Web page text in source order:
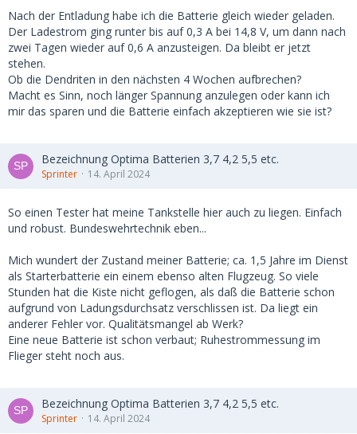
Nach der Entladung habe ich die Batterie gleich wieder geladen.
Der Ladestrom ging runter bis auf 0,3 A bei 14,8 V, um dann nach
zwei Tagen wieder auf 0,6 A anzusteigen. Da bleibt er jetzt
stehen.
Ob die Dendriten in den nächsten 4 Wochen aufbrechen?
Macht es Sinn, noch länger Spannung anzulegen oder kann ich
mir das sparen und die Batterie einfach akzeptieren wie sie ist?
Bezeichnung Optima Batterien 3,7 4,2 5,5 etc.
Sprinter 14. April 2024
So einen Tester hat meine Tankstelle hier auch zu liegen. Einfach
und robust. Bundeswehrtechnik eben...
Mich wundert der Zustand meiner Batterie; ca. 1,5 Jahre im Dienst
als Starterbatterie ein einem ebenso alten Flugzeug. So viele
Stunden hat die Kiste nicht geflogen, als daß die Batterie schon
aufgrund von Ladungsdurchsatz verschlissen ist. Da liegt ein
anderer Fehler vor. Qualitätsmangel ab Werk?
Eine neue Batterie ist schon verbaut; Ruhestrommessung im
Flieger steht noch aus.
Bezeichnung Optima Batterien 3,7 4,2 5,5 etc.
Sprinter 14. April 2024